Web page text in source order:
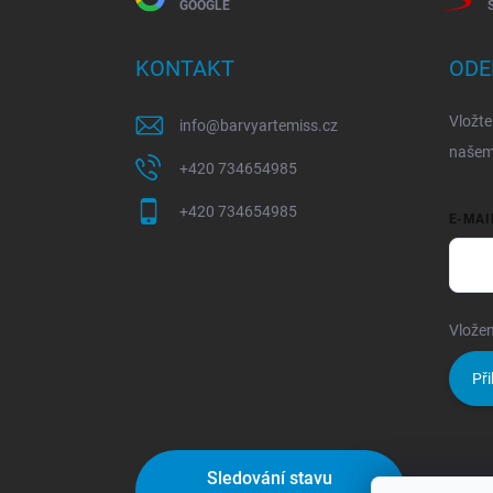
GOOGLE
KONTAKT
info@barvyartemiss.cz
+420 734654985
+420 734654985 E-
Sledování stavu